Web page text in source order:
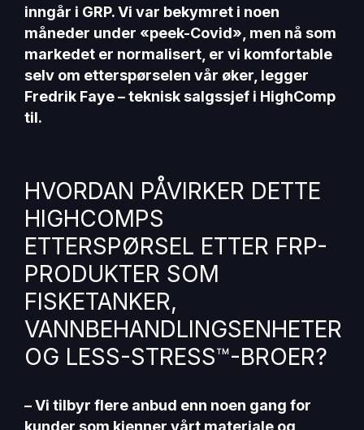
inngår i GRP. Vi var bekymret i noen
måneder under «peek-Covid», men nå som
markedet er normalisert, er vi komfortable
selv om etterspørselen vår øker, legger
Fredrik Faye – teknisk salgssjef i HighComp
til.
HVORDAN PÅVIRKER DETTE
HIGHCOMPS
ETTERSPØRSEL ETTER FRP-
PRODUKTER SOM
FISKETANKER,
VANNBEHANDLINGSENHETER
OG LESS-STRESS™-BROER?
– Vi tilbyr flere anbud enn noen gang for
kunder som kjenner vårt materiale og